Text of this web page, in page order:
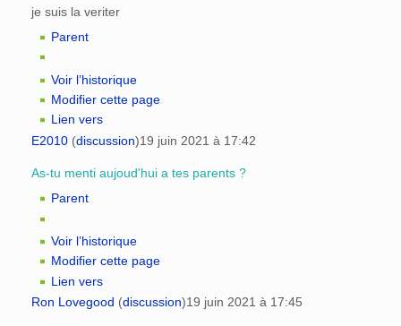
je suis la veriter
Parent
Voir l’historique
Modifier cette page
Lien vers
E2010 (discussion)19 juin 2021 à 17:42
As-tu menti aujoud'hui a tes parents ?
Parent
Voir l’historique
Modifier cette page
Lien vers
Ron Lovegood (discussion)19 juin 2021 à 17:45